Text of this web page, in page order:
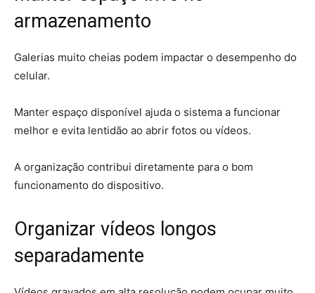
armazenamento
Galerias muito cheias podem impactar o desempenho do
celular.
Manter espaço disponível ajuda o sistema a funcionar
melhor e evita lentidão ao abrir fotos ou vídeos.
A organização contribui diretamente para o bom
funcionamento do dispositivo.
Organizar vídeos longos
separadamente